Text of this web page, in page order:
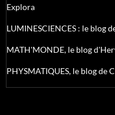
Explora
LUMINESCIENCES : le blog
MATH'MONDE, le blog
PHYSMATIQUES, le blog de